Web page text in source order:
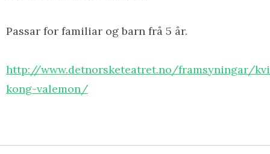
Passar for familiar og barn frå 5 år.
http://www.detnorsketeatret.no/framsyningar/
kong-valemon/